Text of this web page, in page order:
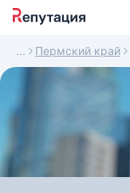
Пермский край